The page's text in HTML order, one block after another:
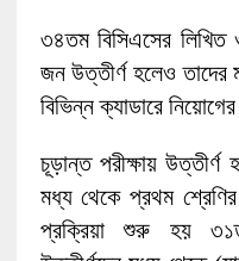
৩৪তম বিসিএসের লিখিত
জন উত্তীর্ণ হলেও
বিভিন্ন ক্যাডারে
চূড়ান্ত পরীক্ষায় উত্তীর্ণ
মধ্য থেকে প্রথম
প্রক্রিয়া শুরু হয়